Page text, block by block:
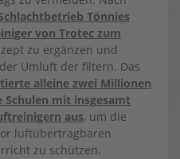
Tönnies
von Trotec zum
zu ergänzen und
Umluft der filtern. Das
alleine zwei Millionen
Schulen mit insgesamt
aus, um die
luftübertragbaren
zu schützen.